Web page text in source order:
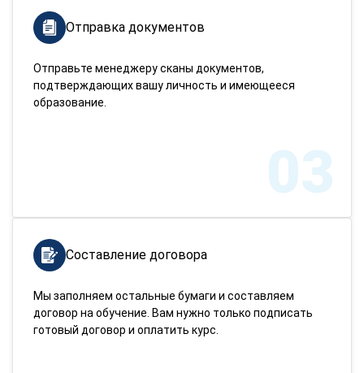
Отправка документов
Отправьте менеджеру сканы документов,
подтверждающих вашу личность и имеющееся
образование.
03
Составление договора
Мы заполняем остальные бумаги и составляем
договор на обучение. Вам нужно только подписать
готовый договор и оплатить курс.